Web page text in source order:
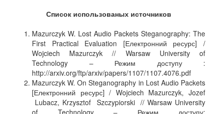
Список использованых источников
Mazurczyk W. Lost Audio Packets Steganography: The
First Practical Evaluation [Електронний ресурс] /
Wojciech Mazurczyk // Warsaw University of
Technology – Режим доступу :
http://arxiv.org/ftp/arxiv/papers/1107/1107.4076.pdf
Mazurczyk W. On Steganography in Lost Audio Packets
[Електронний ресурс] / Wojciech Mazurczyk, Jozef
Lubacz, Krzysztof Szczypiorski // Warsaw University